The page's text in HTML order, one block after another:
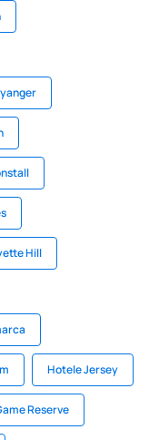
Hill
Hotele Jersey
Reserve